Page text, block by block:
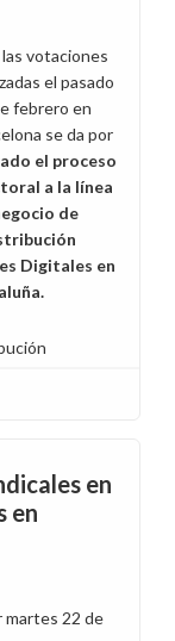
votaciones
el pasado
febrero en
se da por
el proceso
a la línea
de
Digitales en
en
en
martes 22 de